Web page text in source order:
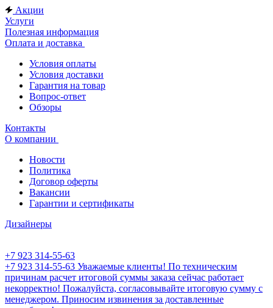
Акции
Услуги
Полезная информация
Оплата и доставка
Условия оплаты
Условия доставки
Гарантия на товар
Вопрос-ответ
Обзоры
Контакты
О компании
Новости
Политика
Договор оферты
Вакансии
Гарантии и сертификаты
Дизайнеры
+7 923 314-55-63
+7 923 314-55-63 Уважаемые клиенты! По техническим
причинам расчет итоговой суммы заказа сейчас работает
некорректно! Пожалуйста, согласовывайте итоговую сумму с
менеджером. Приносим извинения за доставленные